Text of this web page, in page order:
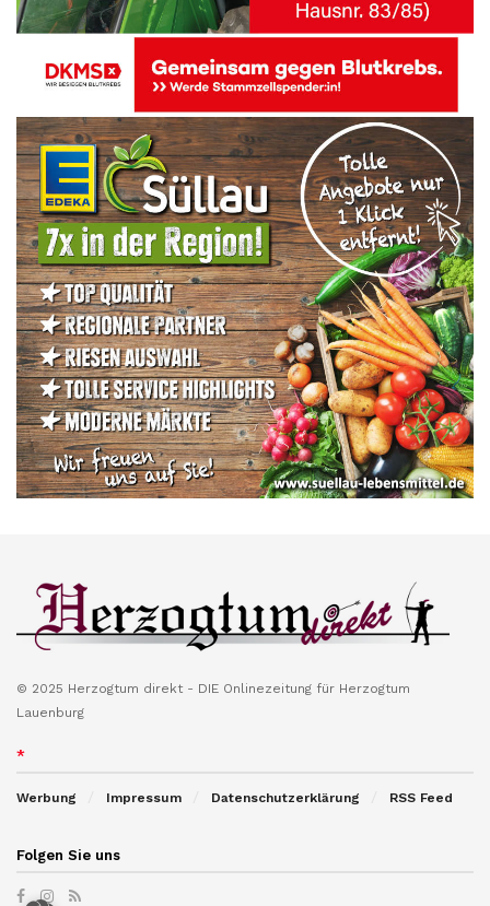
© 2025 Herzogtum direkt - DIE Onlinezeitung für Herzogtum
Lauenburg
*
Werbung Impressum Datenschutzerklärung RSS Feed
Folgen Sie uns